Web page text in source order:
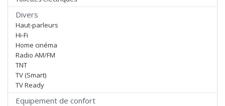
Divers
Haut-parleurs
Hi-Fi
Home cinéma
Radio AM/FM
TNT
TV (Smart)
TV Ready
Equipement de confort